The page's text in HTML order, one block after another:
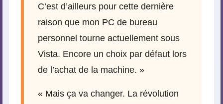
C’est d’ailleurs pour cette dernière
raison que mon PC de bureau
personnel tourne actuellement sous
Vista. Encore un choix par défaut lors
de l’achat de la machine. »
« Mais ça va changer. La révolution